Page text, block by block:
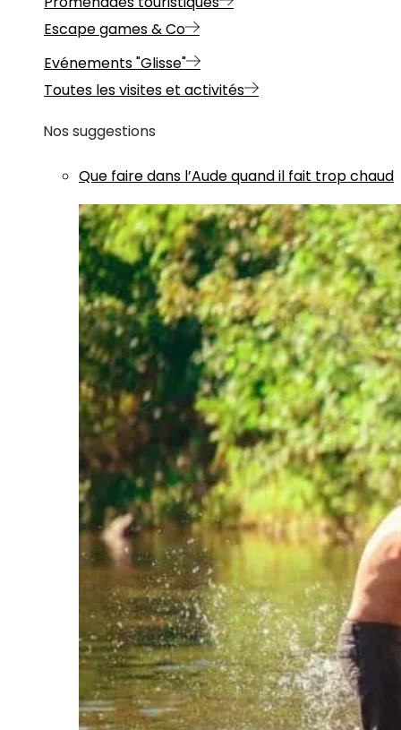
Escape games & Co
Evénements "Glisse"
Toutes les visites et activités
Nos suggestions
Que faire dans l’Aude quand il fait trop chaud